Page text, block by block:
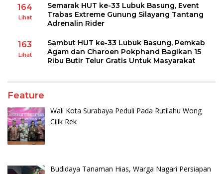
164
Lihat
Semarak HUT ke-33 Lubuk Basung, Event
Trabas Extreme Gunung Silayang Tantang
Adrenalin Rider
163
Lihat
Sambut HUT ke-33 Lubuk Basung, Pemkab
Agam dan Charoen Pokphand Bagikan 15
Ribu Butir Telur Gratis Untuk Masyarakat
Feature
Wali Kota Surabaya Peduli Pada Rutilahu Wong
Cilik Rek
Budidaya Tanaman Hias, Warga Nagari Persiapan